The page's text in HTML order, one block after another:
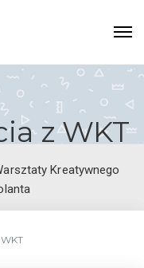
z WKT
Kreatywnego